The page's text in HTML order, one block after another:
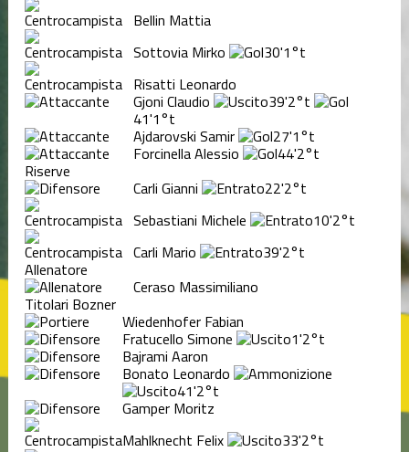
Bellin Mattia
Sottovia Mirko
30'1°t
Risatti Leonardo
Gjoni Claudio 39'2°t
41'1°t
Ajdarovski Samir 27'1°t
Forcinella Alessio 44'2°t
Riserve
Carli Gianni 22'2°t
Sebastiani Michele
10'2°t
Carli Mario
39'2°t
Allenatore
Ceraso Massimiliano
Titolari Bozner
Wiedenhofer Fabian
Fratucello Simone 1'2°t
Bajrami Aaron
Bonato Leonardo
41'2°t
Gamper Moritz
Mahlknecht Felix
33'2°t